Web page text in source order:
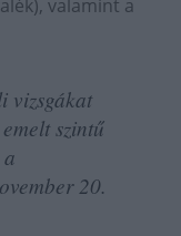
valamint a
vizsgákat
szintű
20.